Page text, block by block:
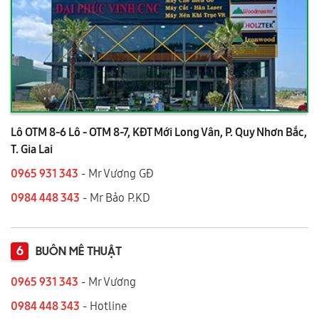
Lô OTM 8-6 Lô - OTM 8-7, KĐT Mới Long Vân, P. Quy Nhơn Bắc,
T. Gia Lai
0965 931 343 - Mr Vương GĐ
0984 448 343 - Mr Bảo P.KD
6 BUÔN MÊ THUẬT
0965 931 343 - Mr Vương
0984 448 343 - Hotline